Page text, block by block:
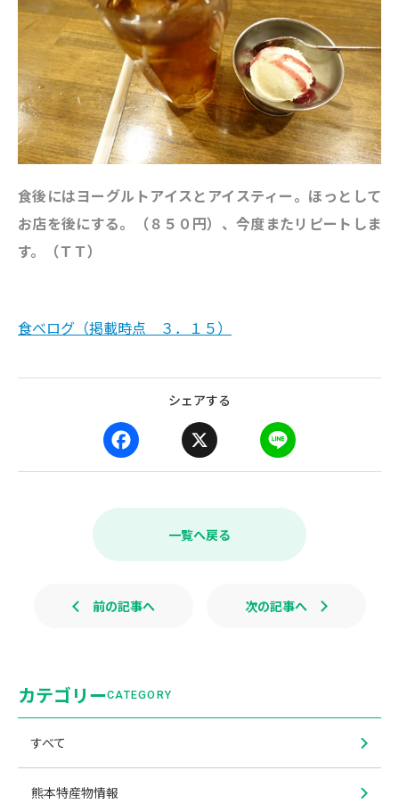
食後にはヨーグルトアイスとアイスティー。ほっとして
お店を後にする。（８５０円）、今度またリピートしま
す。（ＴＴ）
食べログ（掲載時点 ３．１５）
シェアする
a
e
k
i
e
一覧へ戻る
前の記事へ 次の記事へ
カテゴリーCATEGORY
すべて
熊本特産物情報